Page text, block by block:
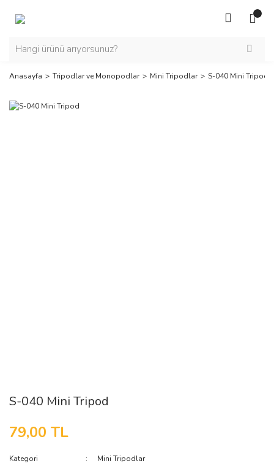
Anasayfa Tripodlar ve Monopodlar Mini Tripodlar S-040 Mini Tripod
S-040 Mini Tripod
79,00 TL
Kategori
Mini Tripodlar